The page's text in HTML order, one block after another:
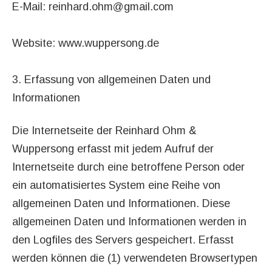
E-Mail: reinhard.ohm@gmail.com
Website: www.wuppersong.de
3. Erfassung von allgemeinen Daten und
Informationen
Die Internetseite der Reinhard Ohm &
Wuppersong erfasst mit jedem Aufruf der
Internetseite durch eine betroffene Person oder
ein automatisiertes System eine Reihe von
allgemeinen Daten und Informationen. Diese
allgemeinen Daten und Informationen werden in
den Logfiles des Servers gespeichert. Erfasst
werden können die (1) verwendeten Browsertypen